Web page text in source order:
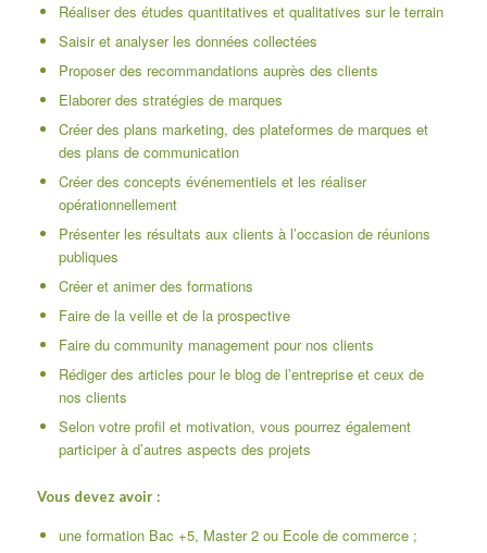
Réaliser des études quantitatives et qualitatives sur le terrain
Saisir et analyser les données collectées
Proposer des recommandations auprès des clients
Elaborer des stratégies de marques
Créer des plans marketing, des plateformes de marques et
des plans de communication
Créer des concepts événementiels et les réaliser
opérationnellement
Présenter les résultats aux clients à l’occasion de réunions
publiques
Créer et animer des formations
Faire de la veille et de la prospective
Faire du community management pour nos clients
Rédiger des articles pour le blog de l’entreprise et ceux de
nos clients
Selon votre profil et motivation, vous pourrez également
participer à d’autres aspects des projets
Vous devez avoir :
une formation Bac +5, Master 2 ou Ecole de commerce ;